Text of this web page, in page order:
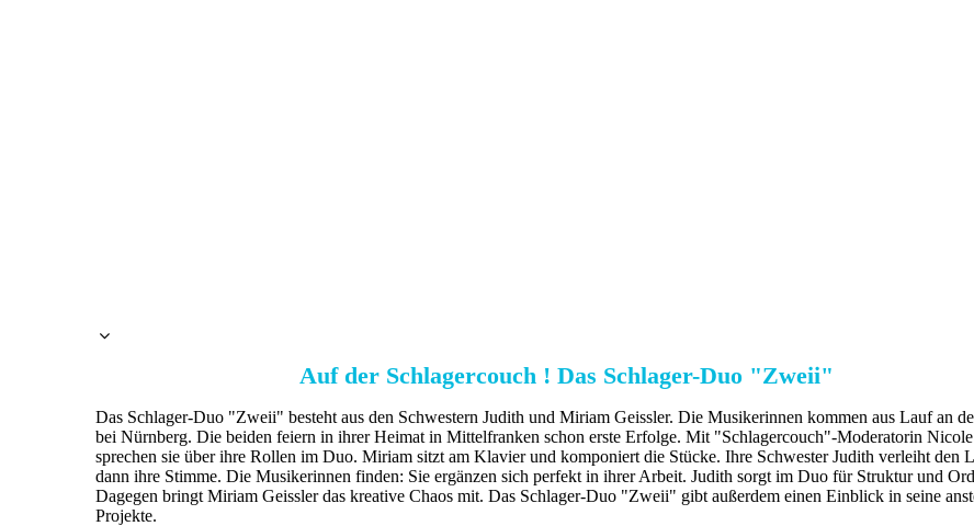
Auf der Schlagercouch ! Das Schlager-Duo "Zweii"
Das Schlager-Duo "Zweii" besteht aus den Schwestern Judith und Miriam Geissler. Die Musikerinnen kommen aus Lauf an
bei Nürnberg. Die beiden feiern in ihrer Heimat in Mittelfranken schon erste Erfolge. Mit "Schlagercouch"-Moderatorin
sprechen sie über ihre Rollen im Duo. Miriam sitzt am Klavier und komponiert die Stücke. Ihre Schwester Judith verleiht den
dann ihre Stimme. Die Musikerinnen finden: Sie ergänzen sich perfekt in ihrer Arbeit. Judith sorgt im Duo für Struktur und
Dagegen bringt Miriam Geissler das kreative Chaos mit. Das Schlager-Duo "Zweii" gibt außerdem einen Einblick in seine
Projekte.